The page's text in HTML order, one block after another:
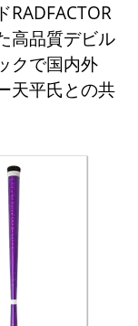
RADFACTOR
高品質デビル
クで国内外
天平氏との共